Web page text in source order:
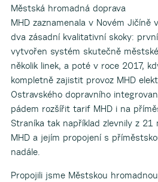
Městská hromadná doprava
MHD zaznamenala v Novém Jičíně
dva zásadní kvalitativní skoky:
vytvořen systém skutečně
několik linek, a poté v roce 2017,
kompletně zajistit provoz MHD
Ostravského dopravního
pádem rozšířit tarif MHD i na
Straníka tak například zlevnily z 21
MHD a jejím propojení s
nadále.
Propojili jsme Městskou